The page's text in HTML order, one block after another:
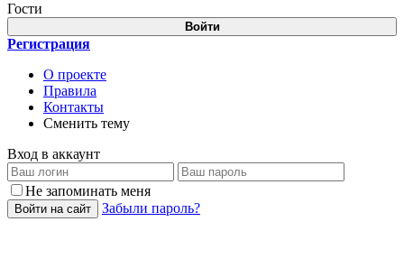
Гости
Войти
Регистрация
О проекте
Правила
Контакты
Сменить тему
Вход в аккаунт
Не запоминать меня
Войти на сайт Забыли пароль?